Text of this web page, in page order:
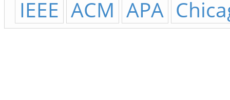
IEEE ACM APA